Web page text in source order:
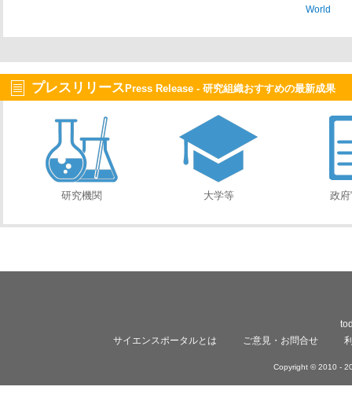
World
プレスリリースPress Release - 研究組織おすすめの最新成果
研究機関 大学等 政
サイエンスポータルとは
ご意見・お問合せ
Copyright © 2010 -